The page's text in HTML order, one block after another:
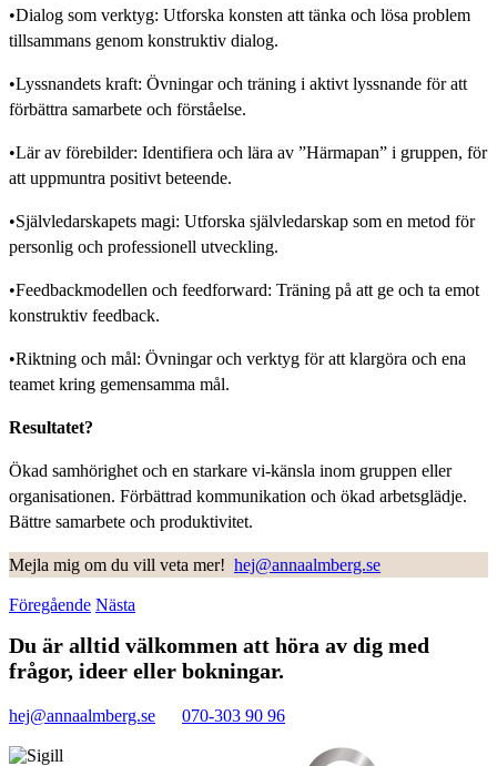
•Dialog som verktyg: Utforska konsten att tänka och lösa problem
tillsammans genom konstruktiv dialog.
•Lyssnandets kraft: Övningar och träning i aktivt lyssnande för att
förbättra samarbete och förståelse.
•Lär av förebilder: Identifiera och lära av ”Härmapan” i gruppen, för
att uppmuntra positivt beteende.
•Självledarskapets magi: Utforska självledarskap som en metod för
personlig och professionell utveckling.
•Feedbackmodellen och feedforward: Träning på att ge och ta emot
konstruktiv feedback.
•Riktning och mål: Övningar och verktyg för att klargöra och ena
teamet kring gemensamma mål.
Resultatet?
Ökad samhörighet och en starkare vi-känsla inom gruppen eller
organisationen. Förbättrad kommunikation och ökad arbetsglädje.
Bättre samarbete och produktivitet.
Mejla mig om du vill veta mer! hej@annaalmberg.se
Föregående Nästa
Du är alltid välkommen att höra av dig med
frågor, ideer eller bokningar.
hej@annaalmberg.se 070-303 90 96